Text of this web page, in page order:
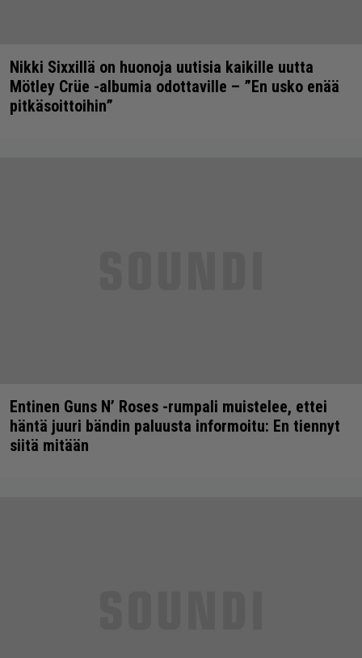
Nikki Sixxillä on huonoja uutisia kaikille uutta
Mötley Crüe -albumia odottaville – ”En usko enää
pitkäsoittoihin”
Entinen Guns N’ Roses -rumpali muistelee, ettei
häntä juuri bändin paluusta informoitu: En tiennyt
siitä mitään